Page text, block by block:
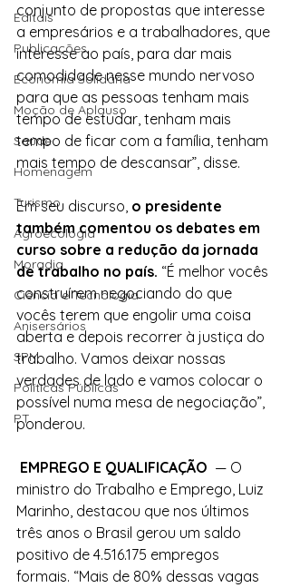
Editais
Publicações
Economia Solidária
Moção de Aplauso
Saúde
Homenagem
Turismo
Agroecologia
Moradia
Ciência e Tecnologia
Anisersários
SPM
Políticas Públicas
PT
conjunto de propostas que interesse
a empresários e a trabalhadores, que
interesse ao país, para dar mais
comodidade nesse mundo nervoso
para que as pessoas tenham mais
tempo de estudar, tenham mais
tempo de ficar com a família, tenham
mais tempo de descansar”, disse.
Em seu discurso, o presidente
também comentou os debates em
curso sobre a redução da jornada
de trabalho no país. “É melhor vocês
construírem negociando do que
vocês terem que engolir uma coisa
aberta e depois recorrer à justiça do
trabalho. Vamos deixar nossas
verdades de lado e vamos colocar o
possível numa mesa de negociação”,
ponderou.
EMPREGO E QUALIFICAÇÃO — O
ministro do Trabalho e Emprego, Luiz
Marinho, destacou que nos últimos
três anos o Brasil gerou um saldo
positivo de 4.516.175 empregos
formais. “Mais de 80% dessas vagas